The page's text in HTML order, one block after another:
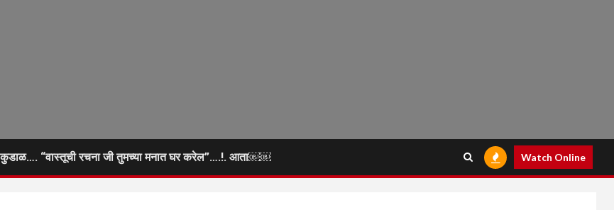
कुडाळ…. “वास्तूची रचना जी तुमच्या मनात घर करेल”….!. आता￼￼ Watch Online